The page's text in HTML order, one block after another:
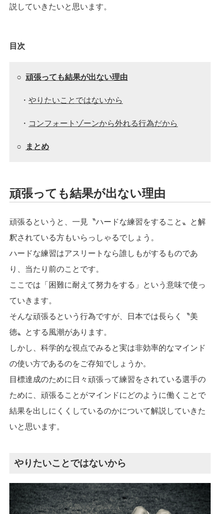
説していきたいと思います。
目次
○頑張っても結果が出ない理由
・やりたいことではないから
・ コンフォートゾーンから外れる行為だから
○ まとめ
頑張っても結果が出ない理由
頑張るというと、一見〝ハードな練習をすること〟と解
釈されている方もいらっしゃるでしょう。
ハードな練習はアスリートなら誰しもがするものであ
り、当たり前のことです。
ここでは「困難に耐えて努力をする」という意味で使っ
ていきます。
そんな頑張るという行為ですが、日本では長らく〝美
徳〟とする風潮があります。
しかし、科学的な視点でみると実は非効率的なマインド
の使い方であるのをご存知でしょうか。
目標達成のために日々頑張って練習をされている選手の
ために、頑張ることがマインドにどのように働くことで
結果を出しにくくしているのかについて解説していきた
いと思います。
やりたいことではないから